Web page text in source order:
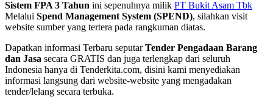
Sistem FPA 3 Tahun ini sepenuhnya milik PT Bukit Asam Tbk
Melalui ​ Spend Management System (SPEND), silahkan visit
website sumber yang tertera pada rangkuman diatas.
Dapatkan informasi Terbaru seputarTender Pengadaan Barang
dan Jasa secara GRATIS dan juga terlengkap dari seluruh
Indonesia hanya di Tenderkita.com, disini kami menyediakan
informasi langsung dari website-website yang mengadakan
tender/lelang secara terbuka.